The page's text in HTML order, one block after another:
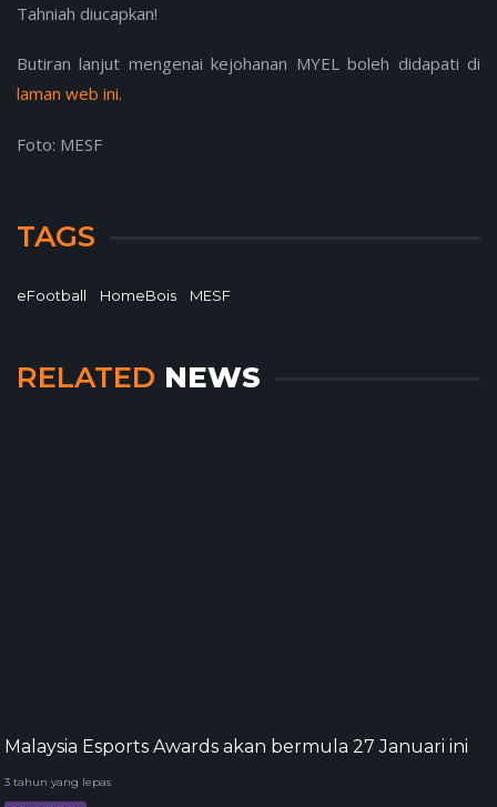
Tahniah diucapkan!
Butiran lanjut mengenai kejohanan MYEL boleh didapati di
laman web ini.
Foto: MESF
TAGS
eFootball HomeBois MESF
RELATED NEWS
Malaysia Esports Awards akan bermula 27 Januari ini
3 tahun yang lepas